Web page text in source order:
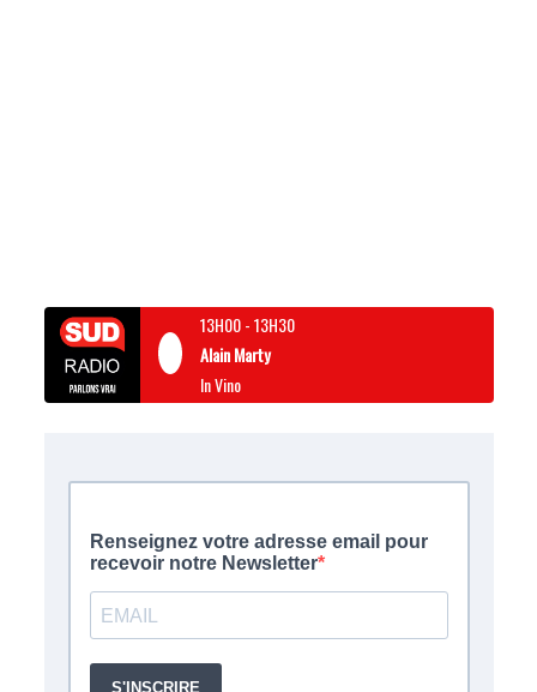
13H00-13H30
Alain Marty
In Vino